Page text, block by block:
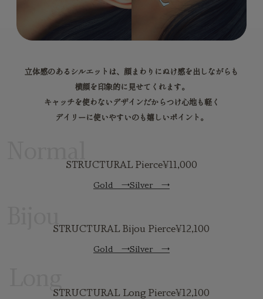
立体感のあるシルエットは、顔まわりにぬけ感を出しながらも
横顔を印象的に見せてくれます。
キャッチを使わないデザインだからつけ心地も軽く
デイリーに使いやすいのも嬉しいポイント。
STRUCTURAL Pierce¥11,000
Gold →Silver →
STRUCTURAL Bijou Pierce¥12,100
Gold →Silver →
STRUCTURAL Long Pierce¥12,100